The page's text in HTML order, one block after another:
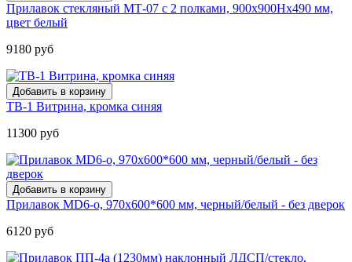
Прилавок стекляный МТ-07 с 2 полками, 900х900Нх490 мм,
цвет белый
9180 руб
ТВ-1 Витрина, кромка синяя
11300 руб
Прилавок MD6-о, 970х600*600 мм, черный/белый - без дверок
6120 руб